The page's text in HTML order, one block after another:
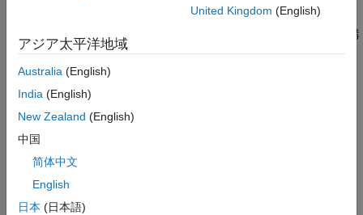
の構
文を使用してモデルをシミュレートする。
[複数のシミュレーション]
設定
on (既定値) |
United Kingdom (English)
アジア太平洋地域
Australia (English)
India (English)
New Zealand (English)
中国
简体中文
English
日本 (日本語)